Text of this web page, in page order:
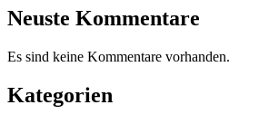
Neuste Kommentare
Es sind keine Kommentare vorhanden.
Kategorien